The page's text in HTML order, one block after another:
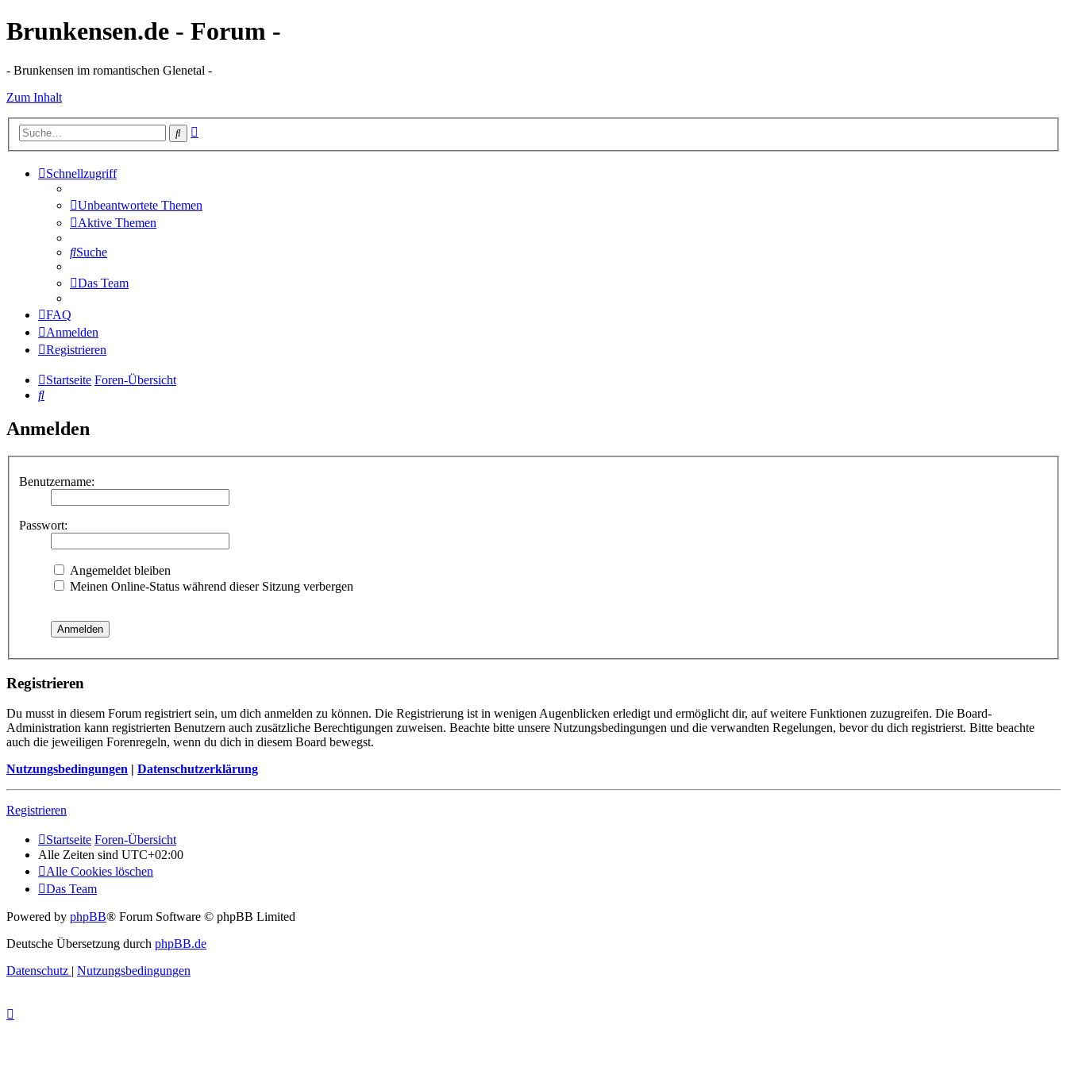
Brunkensen.de - Forum -
- Brunkensen im romantischen Glenetal -
Zum Inhalt
Suche
Schnellzugriff
Unbeantwortete Themen
Aktive Themen
Suche
Das Team
FAQ
Anmelden
Registrieren
Startseite Foren-Übersicht
Suche
Anmelden
Benutzername:
Passwort:
Angemeldet bleiben
Meinen Online-Status während dieser Sitzung verbergen
Registrieren
Du musst in diesem Forum registriert sein, um dich anmelden zu können. Die Registrierung ist in wenigen Augenblicken erledigt und ermöglicht dir, auf weitere Funktionen zuzugreifen. Die Board-
Administration kann registrierten Benutzern auch zusätzliche Berechtigungen zuweisen. Beachte bitte unsere Nutzungsbedingungen und die verwandten Regelungen, bevor du dich registrierst. Bitte beachte
auch die jeweiligen Forenregeln, wenn du dich in diesem Board bewegst.
Nutzungsbedingungen | Datenschutzerklärung
Registrieren
Startseite Foren-Übersicht
Alle Zeiten sind UTC+02:00
Alle Cookies löschen
Das Team
Powered by phpBB® Forum Software © phpBB Limited
Deutsche Übersetzung durch phpBB.de
Datenschutz | Nutzungsbedingungen